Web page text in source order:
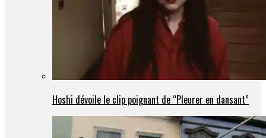
Hoshi dévoile le clip poignant de “Pleurer en dansant”